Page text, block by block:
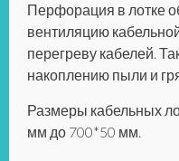
Перфорация в лотке
вентиляцию
перегреву кабелей.
накоплению пыли и
Размеры кабельных
мм до 700*50 мм.